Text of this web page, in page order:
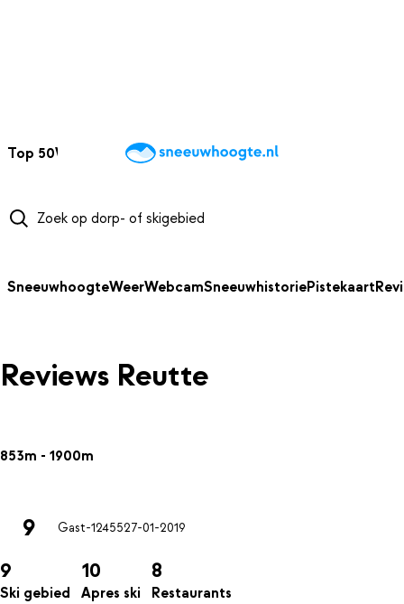
Top 50Webcams WintersportweerKaarten
SneeuwhoogteWeerWebcamSneeuwhistoriePistekaart
Reviews Reutte
853m - 1900m
9 Gast-1245527-01-2019
9
Ski gebied
10
Apres ski
8
Restaurants